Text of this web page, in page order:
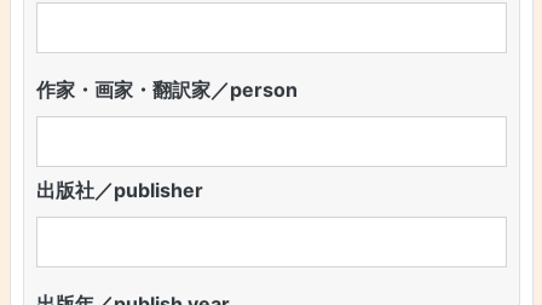
作家・画家・翻訳家／person
出版社／publisher